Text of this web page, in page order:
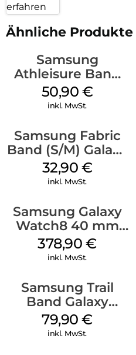
erfahren
Ähnliche Produkte
Samsung
Athleisure Band
(M/L) Galaxy
Watch8/Watch8
50,90 €
inkl. MwSt.
Samsung Fabric
Band (S/M) Galaxy
Watch8/Watch8
Classic Red
32,90 €
inkl. MwSt.
Samsung Galaxy
Watch8 40 mm
Graphite
378,90€
inkl. MwSt.
Samsung Trail
Band Galaxy
Watch Ultra
Orange
79,90€
inkl. MwSt.